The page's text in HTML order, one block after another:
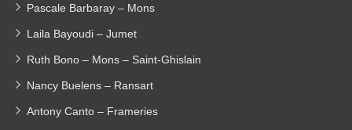
Pascale Barbaray – Mons
Laila Bayoudi – Jumet
Ruth Bono – Mons – Saint-Ghislain
Nancy Buelens – Ransart
Antony Canto – Frameries